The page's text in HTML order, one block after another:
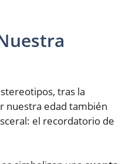
tras la
nuestra edad también
el recordatorio de